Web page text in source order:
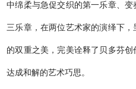
中绵柔与急促交织的第一乐章、
三乐章，在两位艺术家的演绎下
的双重之美，完美诠释了贝多芬
达成和解的艺术巧思。